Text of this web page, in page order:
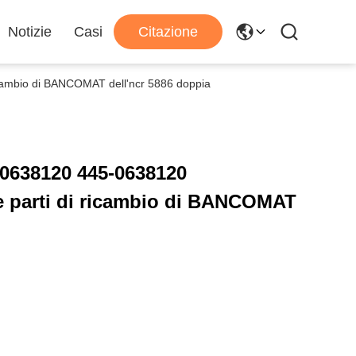
Notizie Casi Citazione
di BANCOMAT dell'ncr 5886 doppia
445-0638120
di ricambio di BANCOMAT